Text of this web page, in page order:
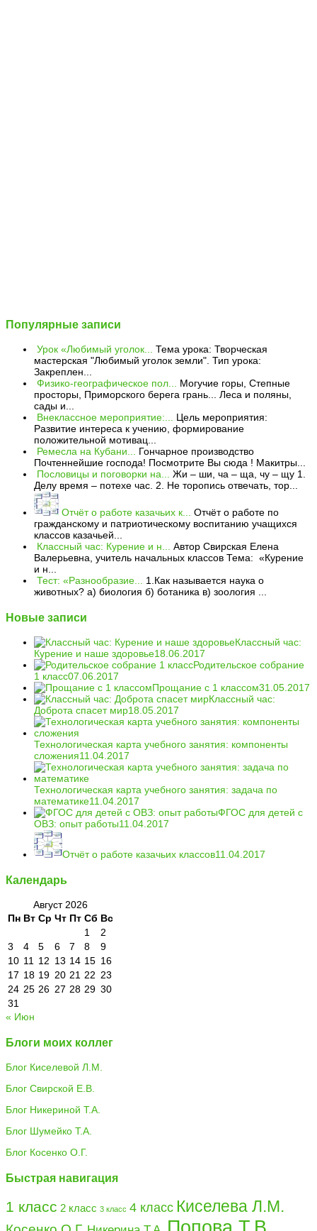
Популярные записи
Урок «Любимый уголок...
Тема урока: Творческая
мастерская "Любимый уголок земли". Тип урока:
Закреплен...
Физико-географическое пол...
Могучие горы, Степные
просторы, Приморского берега грань... Леса и поляны,
сады и...
Внеклассное мероприятие:...
Цель мероприятия:
Развитие интереса к учению, формирование
положительной мотивац...
Ремесла на Кубани...
Гончарное производство
Почтеннейшие господа! Посмотрите Вы сюда ! Макитры...
Пословицы и поговорки на...
Жи – ши, ча – ща, чу – щу 1.
Делу время – потехе час. 2. Не торопись отвечать, тор...
Отчёт о работе казачьих к...
Отчёт о работе по
гражданскому и патриотическому воспитанию учащихся
классов казачьей...
Классный час: Курение и н...
Автор Свирская Елена
Валерьевна, учитель начальных классов Тема: «Курение
и н...
Тест: «Разнообразие...
1.Как называется наука о
животных? а) биология б) ботаника в) зоология ...
Новые записи
Классный час:
Курение и наше здоровье18.06.2017
Родительское собрание
1 класс07.06.2017
Прощание с 1 классом31.05.2017
Классный час:
Доброта спасет мир18.05.2017
Технологическая карта учебного занятия: компоненты
сложения11.04.2017
Технологическая карта учебного занятия: задача по
математике11.04.2017
ФГОС для детей с
ОВЗ: опыт работы11.04.2017
Отчёт о работе казачьих классов11.04.2017
Календарь
Август 2026
Пн Вт Ср Чт Пт Сб Вс
1
2
3
4 5 6 7 8
9
10 11 12 13 14 15 16
17 18 19 20 21 22 23
24 25 26 27 28 29 30
31
« Июн
Блоги моих коллег
Блог Киселевой Л.М.
Блог Свирской Е.В.
Блог Никериной Т.А.
Блог Шумейко Т.А.
Блог Косенко О.Г.
Быстрая навигация
1 класс 2 класс 3 класс 4 класс Киселева Л.М.